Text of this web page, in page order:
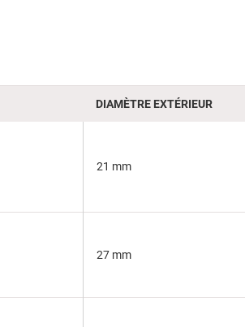
DIAMÈTRE EXTÉRIEUR
21 mm
27 mm